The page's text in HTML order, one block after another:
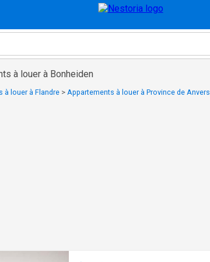
à louer à Bonheiden
à louer à Flandre > Appartements à louer à Province de Anvers